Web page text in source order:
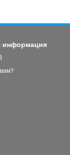
информация